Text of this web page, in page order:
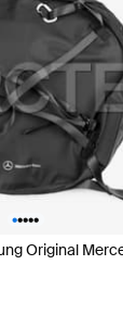
•••••
Original